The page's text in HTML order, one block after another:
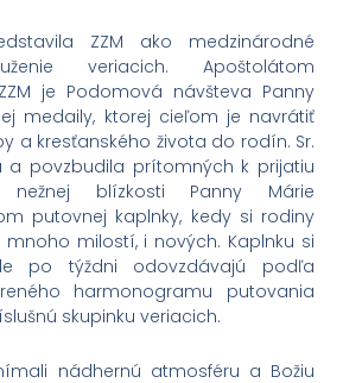
ZZM ako medzinárodné
veriacich. Apoštolátom
je Podomová návšteva Panny
medaily, ktorej cieľom je navrátiť
a kresťanského života do rodín. Sr.
blízkosti Panny Márie
putovnej kaplnky, kedy si rodiny
milostí, i nových. Kaplnku si
po týždni odovzdávajú podľa
harmonogramu putovania
skupinku veriacich.
nádhernú atmosféru a Božiu